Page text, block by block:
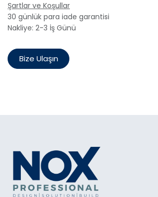
Şartlar ve Koşullar
30 günlük para iade garantisi
Nakliye: 2-3 İş Günü
Bize Ulaşın